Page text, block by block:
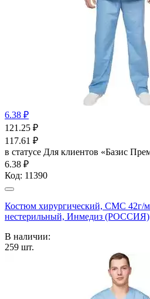
6.38 ₽
121.25 ₽
117.61 ₽
в статусе Для клиентов «Базис
6.38 ₽
Код: 11390
Костюм хирургический, СМС 42г/
нестерильный, Инмедиз (РОССИЯ)
В наличии:
259 шт.